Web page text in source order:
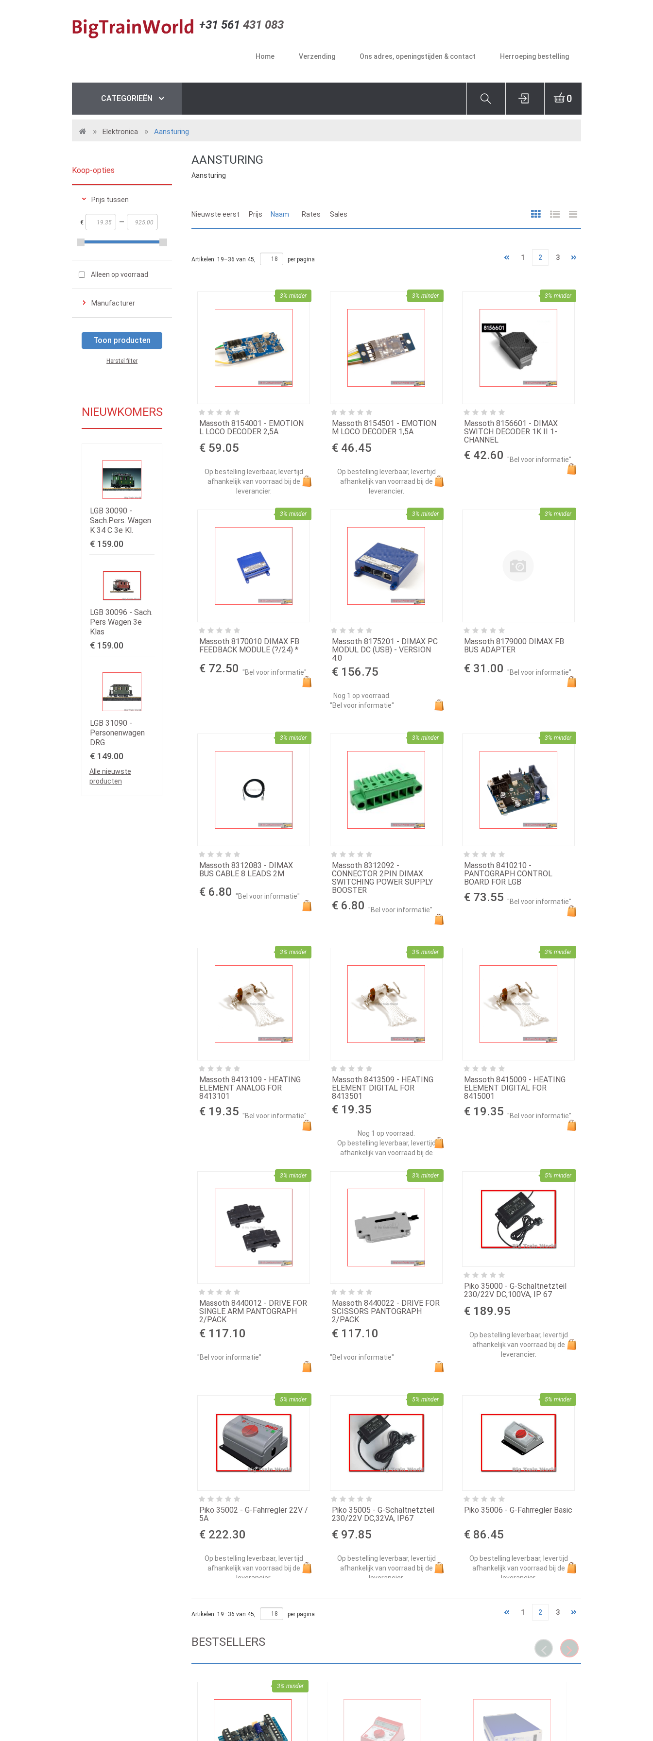
+31 561 431 083
Home Verzending Ons adres, openingstijden & contact Herroeping bestelling
CATEGORIEËN 0
Elektronica Aansturing
Koop-opties
Prijs tussen
€ —
Alleen op voorraad
Manufacturer
Toon producten
Herstel filter
NIEUWKOMERS
LGB 30090 -
Sach.Pers. Wagen
K 34 C 3e Kl.
€ 159.00
LGB 30096 - Sach.
Pers Wagen 3e
Klas
€ 159.00
LGB 31090 -
Personenwagen
DRG
€ 149.00
Alle nieuwste
producten
AANSTURING
Aansturing
Nieuwste eerst Prijs Naam Rates Sales
1 2 3
Artikelen: 19–36 van 45, per pagina
Massoth 8154001 - EMOTION
L LOCO DECODER 2,5A
€ 59.05
Op bestelling leverbaar, levertijd
afhankelijk van voorraad bij de
leverancier.
3% minder
Massoth 8154501 - EMOTION
M LOCO DECODER 1,5A
€ 46.45
Op bestelling leverbaar, levertijd
afhankelijk van voorraad bij de
leverancier.
3% minder
Massoth 8156601 - DIMAX
SWITCH DECODER 1K II 1-
CHANNEL
€ 42.60 "Bel voor informatie"
3% minder
Massoth 8170010 DIMAX FB
FEEDBACK MODULE (?/24) *
€ 72.50 "Bel voor informatie"
3% minder
Massoth 8175201 - DIMAX PC
MODUL DC (USB) - VERSION
4.0
€ 156.75
Nog 1 op voorraad.
"Bel voor informatie"
3% minder
Massoth 8179000 DIMAX FB
BUS ADAPTER
€ 31.00 "Bel voor informatie"
3% minder
Massoth 8312083 - DIMAX
BUS CABLE 8 LEADS 2M
€ 6.80 "Bel voor informatie"
3% minder
Massoth 8312092 -
CONNECTOR 2PIN DIMAX
SWITCHING POWER SUPPLY
BOOSTER
€ 6.80 "Bel voor informatie"
3% minder
Massoth 8410210 -
PANTOGRAPH CONTROL
BOARD FOR LGB
€ 73.55 "Bel voor informatie"
3% minder
Massoth 8413109 - HEATING
ELEMENT ANALOG FOR
8413101
€ 19.35 "Bel voor informatie"
3% minder
Massoth 8413509 - HEATING
ELEMENT DIGITAL FOR
8413501
€ 19.35
Nog 1 op voorraad.
Op bestelling leverbaar, levertijd
afhankelijk van voorraad bij de
3% minder
Massoth 8415009 - HEATING
ELEMENT DIGITAL FOR
8415001
€ 19.35 "Bel voor informatie"
3% minder
Massoth 8440012 - DRIVE FOR
SINGLE ARM PANTOGRAPH
2/PACK
€ 117.10
"Bel voor informatie"
3% minder
Massoth 8440022 - DRIVE FOR
SCISSORS PANTOGRAPH
2/PACK
€ 117.10
"Bel voor informatie"
3% minder
Piko 35000 - G-Schaltnetzteil
230/22V DC,100VA, IP 67
€ 189.95
Op bestelling leverbaar, levertijd
afhankelijk van voorraad bij de
leverancier.
5% minder
Piko 35002 - G-Fahrregler 22V /
5A
€ 222.30
Op bestelling leverbaar, levertijd
afhankelijk van voorraad bij de
leverancier.
5% minder
Piko 35005 - G-Schaltnetzteil
230/22V DC,32VA, IP67
€ 97.85
Op bestelling leverbaar, levertijd
afhankelijk van voorraad bij de
leverancier.
5% minder
Piko 35006 - G-Fahrregler Basic
€ 86.45
Op bestelling leverbaar, levertijd
afhankelijk van voorraad bij de
leverancier.
5% minder
1 2 3
Artikelen: 19–36 van 45, per pagina
BESTSELLERS
3% minder